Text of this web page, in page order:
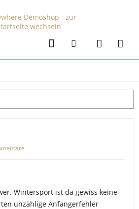
Wintersport ist da gewiss keine
unzählige Anfängerfehler